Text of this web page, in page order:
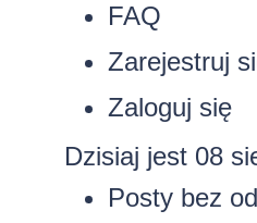
FAQ
Zarejestruj
Zaloguj się
Dzisiaj jest 08
Posty bez